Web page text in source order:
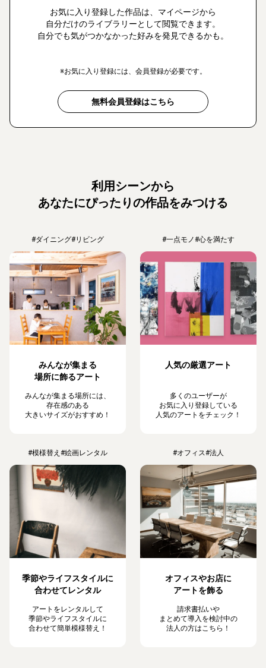
お気に入り登録した作品は、マイページから
自分だけのライブラリーとして閲覧できます。
自分でも気がつかなかった好みを発見できるかも。
※お気に入り登録には、会員登録が必要です。
無料会員登録はこちら
利用シーンから
あなたにぴったりの作品をみつける
#ダイニング#リビング
みんなが集まる
場所に飾るアート
みんなが集まる場所には、
存在感のある
大きいサイズがおすすめ！
#一点モノ#心を満たす
人気の厳選アート
多くのユーザーが
お気に入り登録している
人気のアートをチェック！
#模様替え #絵画レンタル
季節やライフスタイルに
合わせてレンタル
アートをレンタルして
季節やライフスタイルに
合わせて簡単模様替え！
#オフィス#法人
オフィスやお店に
アートを飾る
請求書払いや
まとめて導入を検討中の
法人の方はこちら！